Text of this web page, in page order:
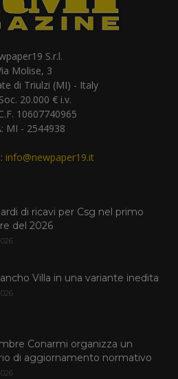
S.r.l.
Molise, 3
di Triulzi (MI) - Italy
20.000 € i.v.
10607740965
MI - 2544938
info@newpaper19.it
di ricavi per Csg nel primo
del 2026
Villa in una variante inedita
Conarmi organizza un
di aggiornamento normativo